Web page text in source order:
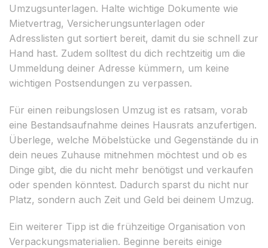
Umzugsunterlagen. Halte wichtige Dokumente wie
Mietvertrag, Versicherungsunterlagen oder
Adresslisten gut sortiert bereit, damit du sie schnell zur
Hand hast. Zudem solltest du dich rechtzeitig um die
Ummeldung deiner Adresse kümmern, um keine
wichtigen Postsendungen zu verpassen.
Für einen reibungslosen Umzug ist es ratsam, vorab
eine Bestandsaufnahme deines Hausrats anzufertigen.
Überlege, welche Möbelstücke und Gegenstände du in
dein neues Zuhause mitnehmen möchtest und ob es
Dinge gibt, die du nicht mehr benötigst und verkaufen
oder spenden könntest. Dadurch sparst du nicht nur
Platz, sondern auch Zeit und Geld bei deinem Umzug.
Ein weiterer Tipp ist die frühzeitige Organisation von
Verpackungsmaterialien. Beginne bereits einige